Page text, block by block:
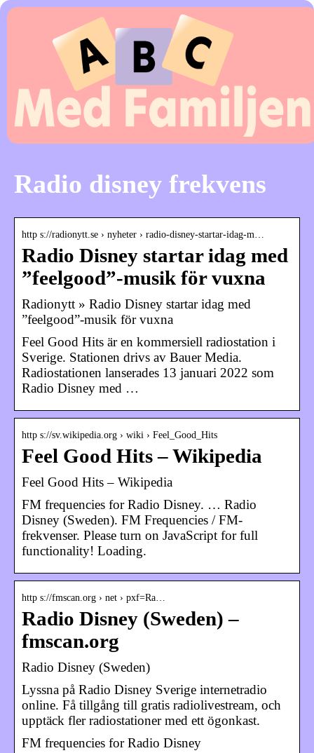
Radio disney frekvens
http s://radionytt.se › nyheter › radio-disney-startar-idag-m…
Radio Disney startar idag med
”feelgood”-musik för vuxna
Radionytt » Radio Disney startar idag med
”feelgood”-musik för vuxna
Feel Good Hits är en kommersiell radiostation i
Sverige. Stationen drivs av Bauer Media.
Radiostationen lanserades 13 januari 2022 som
Radio Disney med …
http s://sv.wikipedia.org › wiki › Feel_Good_Hits
Feel Good Hits – Wikipedia
Feel Good Hits – Wikipedia
FM frequencies for Radio Disney. … Radio
Disney (Sweden). FM Frequencies / FM-
frekvenser. Please turn on JavaScript for full
functionality! Loading.
http s://fmscan.org › net › pxf=Ra…
Radio Disney (Sweden) –
fmscan.org
Radio Disney (Sweden)
Lyssna på Radio Disney Sverige internetradio
online. Få tillgång till gratis radiolivestream, och
upptäck fler radiostationer med ett ögonkast.
FM frequencies for Radio Disney